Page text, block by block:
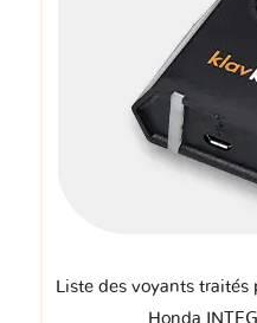
Liste des voyants traités
Honda